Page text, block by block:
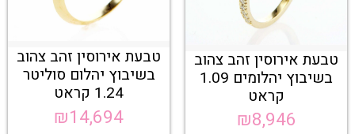
טבעת אירוסין זהב צהוב
בשיבוץ יהלומים 1.09
קראט
₪8,946
טבעת אירוסין זהב צהוב
בשיבוץ יהלום סוליטר
1.24 קראט
₪14,694